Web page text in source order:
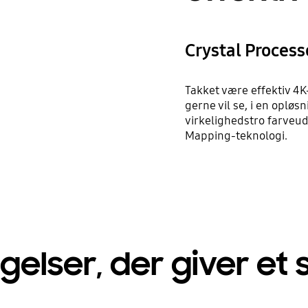
Crystal
Takket være effektiv
gerne vil se, i en
virkelighedstro
Mapping-teknologi.
der giver et